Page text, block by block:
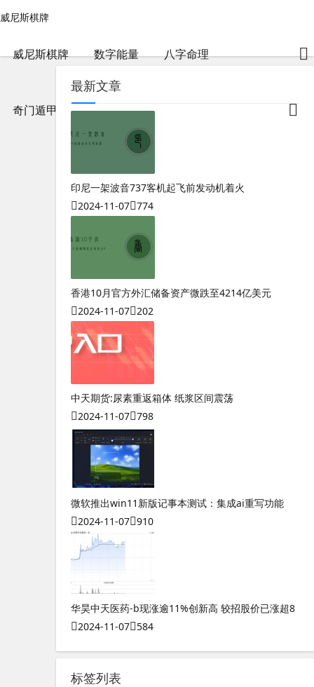
威尼斯棋牌
威尼斯棋牌 数字能量 八字命理
奇门遁甲
威尼斯棋牌
最新文章
印尼一架波音737客机起飞前发动机着火
2024-11-07 774
香港10月官方外汇储备资产微跌至4214亿美元
2024-11-07 202
中天期货:尿素重返箱体 纸浆区间震荡
2024-11-07 798
微软推出win11新版记事本测试：集成ai重写功能
2024-11-07 910
华昊中天医药-b现涨逾11%创新高 较招股价已涨超8
2024-11-07 584
标签列表